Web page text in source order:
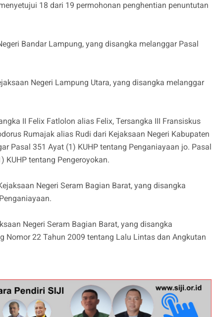
18 dari 19 permohonan penghentian penuntutan
Bandar Lampung, yang disangka melanggar Pasal
Negeri Lampung Utara, yang disangka melanggar
II Felix Fatlolon alias Felix, Tersangka III Fransiskus
Rumajak alias Rudi dari Kejaksaan Negeri Kabupaten
Pasal 351 Ayat (1) KUHP tentang Penganiayaan jo. Pasal
KUHP tentang Pengeroyokan.
Negeri Seram Bagian Barat, yang disangka
Negeri Seram Bagian Barat, yang disangka
Nomor 22 Tahun 2009 tentang Lalu Lintas dan Angkutan